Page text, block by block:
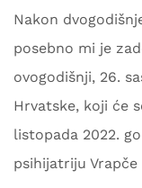
Nakon
posebno mi je
ovogodišnji, 26.
Hrvatske, koji će
listopada 2022.
psihijatriju Vrapče